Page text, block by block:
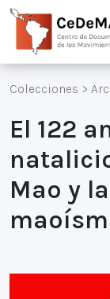
Colecciones >
El 122
Mao y